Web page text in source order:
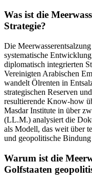
Was ist die
Strategie?
Die
systematische
diplomatisch integrierten
Vereinigten Arabischen
wandelt Ölrenten in
strategischen Reserven
resultierende Know-how
Masdar Institute in über
(LL.M.) analysiert die
als Modell, das weit über
und geopolitische Bindung
Warum ist die
Golfstaaten